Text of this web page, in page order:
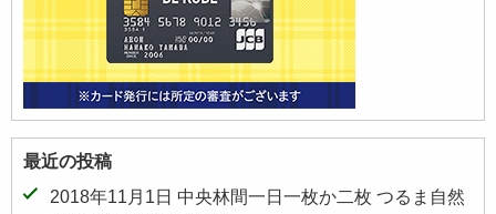
最近の投稿
2018年11月1日 中央林間一日一枚か二枚 つるま自然